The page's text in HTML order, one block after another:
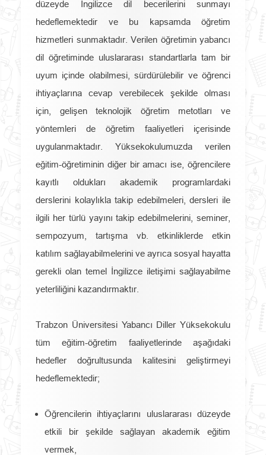
düzeyde İngilizce dil becerilerini sunmayı
hedeflemektedir ve bu kapsamda öğretim
hizmetleri sunmaktadır. Verilen öğretimin yabancı
dil öğretiminde uluslararası standartlarla tam bir
uyum içinde olabilmesi, sürdürülebilir ve öğrenci
ihtiyaçlarına cevap verebilecek şekilde olması
için, gelişen teknolojik öğretim metotları ve
yöntemleri de öğretim faaliyetleri içerisinde
uygulanmaktadır. Yüksekokulumuzda verilen
eğitim-öğretiminin diğer bir amacı ise, öğrencilere
kayıtlı oldukları akademik programlardaki
derslerini kolaylıkla takip edebilmeleri, dersleri ile
ilgili her türlü yayını takip edebilmelerini, seminer,
sempozyum, tartışma vb. etkinliklerde etkin
katılım sağlayabilmelerini ve ayrıca sosyal hayatta
gerekli olan temel İngilizce iletişimi sağlayabilme
yeterliliğini kazandırmaktır.
Trabzon Üniversitesi Yabancı Diller Yüksekokulu
tüm eğitim-öğretim faaliyetlerinde aşağıdaki
hedefler doğrultusunda kalitesini geliştirmeyi
hedeflemektedir;
Öğrencilerin ihtiyaçlarını uluslararası düzeyde
etkili bir şekilde sağlayan akademik eğitim
vermek,